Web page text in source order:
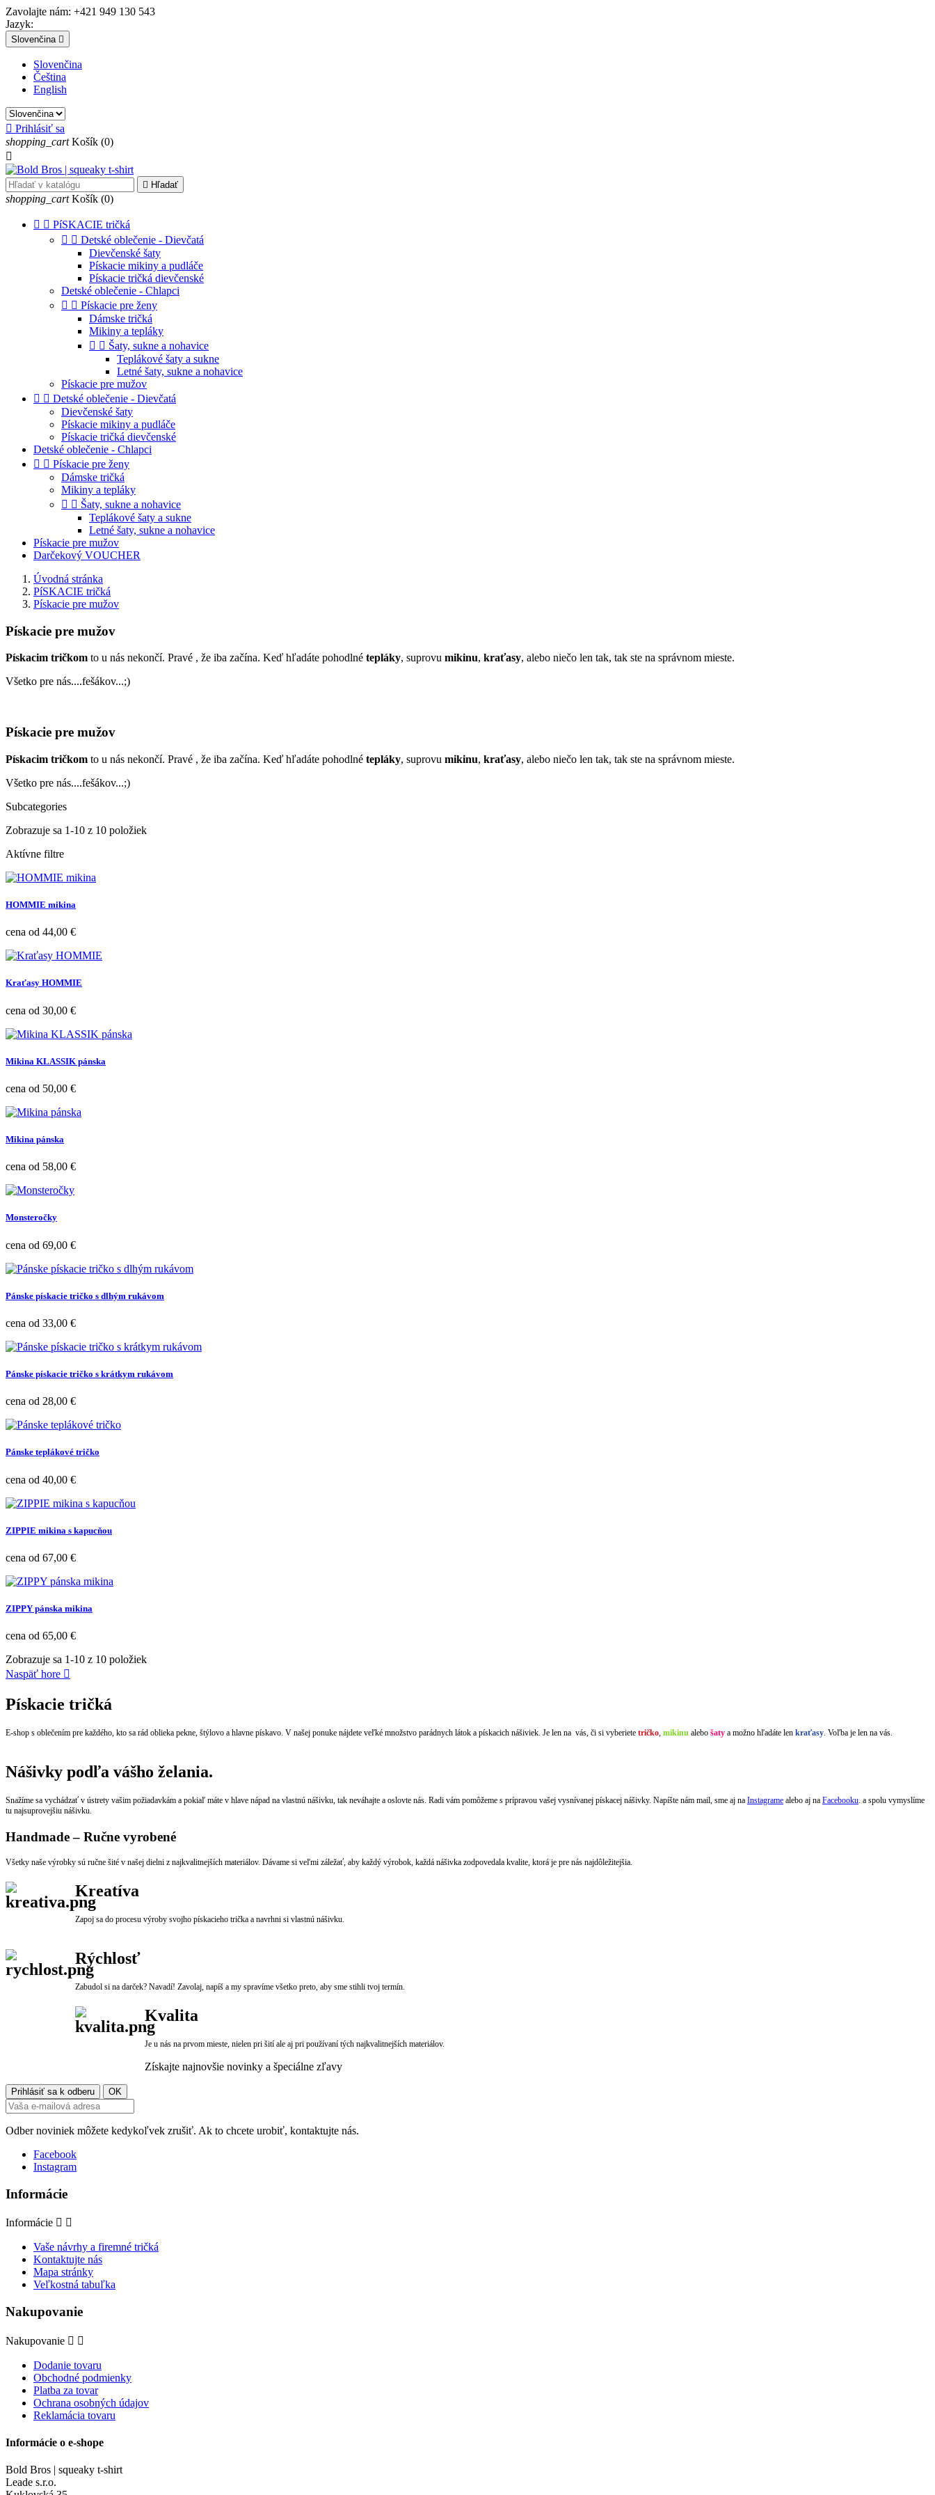
Zavolajte nám: +421 949 130 543
Jazyk:
Slovenčina 
Slovenčina
Čeština
English
 Prihlásiť sa
shopping_cart Košík (0)

 Hľadať
shopping_cart Košík (0)
  PíSKACIE tričká
  Detské oblečenie - Dievčatá
Dievčenské šaty
Pískacie mikiny a pudláče
Pískacie tričká dievčenské
Detské oblečenie - Chlapci
  Pískacie pre ženy
Dámske tričká
Mikiny a tepláky
  Šaty, sukne a nohavice
Teplákové šaty a sukne
Letné šaty, sukne a nohavice
Pískacie pre mužov
  Detské oblečenie - Dievčatá
Dievčenské šaty
Pískacie mikiny a pudláče
Pískacie tričká dievčenské
Detské oblečenie - Chlapci
  Pískacie pre ženy
Dámske tričká
Mikiny a tepláky
  Šaty, sukne a nohavice
Teplákové šaty a sukne
Letné šaty, sukne a nohavice
Pískacie pre mužov
Darčekový VOUCHER
Úvodná stránka
PíSKACIE tričká
Pískacie pre mužov
Pískacie pre mužov
Pískacim tričkom to u nás nekončí. Pravé , že iba začína. Keď hľadáte pohodlné tepláky, suprovu mikinu, kraťasy, alebo niečo len tak, tak ste na správnom mieste.
Všetko pre nás....fešákov...;)
Pískacie pre mužov
Pískacim tričkom to u nás nekončí. Pravé , že iba začína. Keď hľadáte pohodlné tepláky, suprovu mikinu, kraťasy, alebo niečo len tak, tak ste na správnom mieste.
Všetko pre nás....fešákov...;)
Subcategories
Zobrazuje sa 1-10 z 10 položiek
Aktívne filtre
HOMMIE mikina
cena od Cena
44,00 €
Kraťasy HOMMIE
cena od Cena
30,00 €
Mikina KLASSIK pánska
cena od Cena
50,00 €
Mikina pánska
cena od Cena
58,00 €
Monsteročky
cena od Cena
69,00 €
Pánske pískacie tričko s dlhým rukávom
cena od Cena
33,00 €
Pánske pískacie tričko s krátkym rukávom
cena od Cena
28,00 €
Pánske teplákové tričko
cena od Cena
40,00 €
ZIPPIE mikina s kapucňou
cena od Cena
67,00 €
ZIPPY pánska mikina
cena od Cena
65,00 €
Zobrazuje sa 1-10 z 10 položiek
Naspäť hore 
Pískacie tričká
E-shop s oblečením pre každého, kto sa rád oblieka pekne, štýlovo a hlavne pískavo. V našej ponuke nájdete veľké množstvo parádnych látok a pískacich nášiviek. Je len na vás, či si vyberiete tričko, mikinu alebo šaty a možno hľadáte len kraťasy. Voľba je len na vás.
Nášivky podľa vášho želania.
Snažíme sa vychádzať v ústrety vašim požiadavkám a pokiaľ máte v hlave nápad na vlastnú nášivku, tak neváhajte a oslovte nás. Radi vám pomôžeme s prípravou vašej vysnívanej pískacej nášivky. Napíšte nám mail, sme aj na Instagrame alebo aj na Facebooku. a spolu vymyslíme
tu najsuprovejšiu nášivku.
Handmade – Ručne vyrobené
Všetky naše výrobky sú ručne šité v našej dielni z najkvalitnejších materiálov. Dávame si veľmi záležať, aby každý výrobok, každá nášivka zodpovedala kvalite, ktorá je pre nás najdôležitejšia.
Kreatíva
Zapoj sa do procesu výroby svojho pískacieho trička a navrhni si vlastnú nášivku.
Rýchlosť
Zabudol si na darček? Navadí! Zavolaj, napíš a my spravíme všetko preto, aby sme stihli tvoj termín.
Kvalita
Je u nás na prvom mieste, nielen pri šití ale aj pri používaní tých najkvalitnejších materiálov.
Získajte najnovšie novinky a špeciálne zľavy
Odber noviniek môžete kedykoľvek zrušiť. Ak to chcete urobiť, kontaktujte nás.
Facebook
Instagram
Informácie
Informácie  
Vaše návrhy a firemné tričká
Kontaktujte nás
Mapa stránky
Veľkostná tabuľka
Nakupovanie
Nakupovanie  
Dodanie tovaru
Obchodné podmienky
Platba za tovar
Ochrana osobných údajov
Reklamácia tovaru
Informácie o e-shope
Bold Bros | squeaky t-shirt
Leade s.r.o.